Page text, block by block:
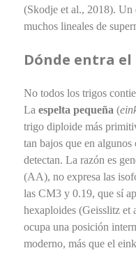
(Skodje et al., 2018). Un
muchos lineales de
Dónde entra
No todos los trigos
La espelta pequeña (
trigo diploide más
tan bajos que en
detectan. La razón es
(AA), no expresa las
las CM3 y 0.19, que sí
hexaploides (Geisslitz et
ocupa una posición
moderno, más que el